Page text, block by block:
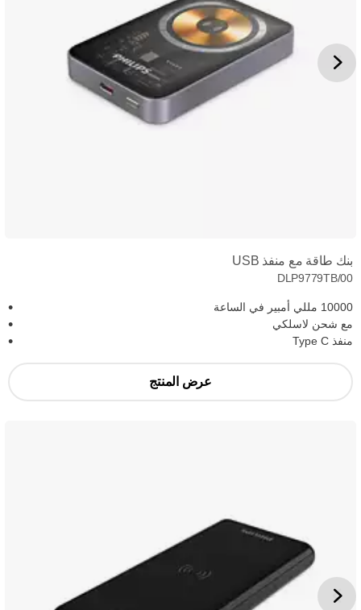
بنك طاقة مع منفذ USB
DLP9779TB/00
10000 مللي أمبير في الساعة
مع شحن لاسلكي
منفذ Type C
عرض المنتج